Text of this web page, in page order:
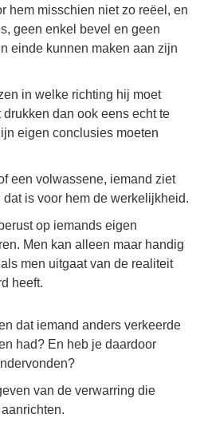
hem misschien niet zo reëel, en
geen enkel bevel en geen
einde kunnen maken aan zijn
in welke richting hij moet
dan ook eens echt te
eigen conclusies moeten
een volwassene, iemand ziet
is voor hem de werkelijkheid.
op iemands eigen
Men kan alleen maar handig
men uitgaat van de realiteit
heeft.
dat iemand anders verkeerde
had? En heb je daardoor
van de verwarring die